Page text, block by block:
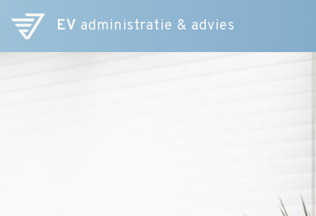
EV administratie & advies